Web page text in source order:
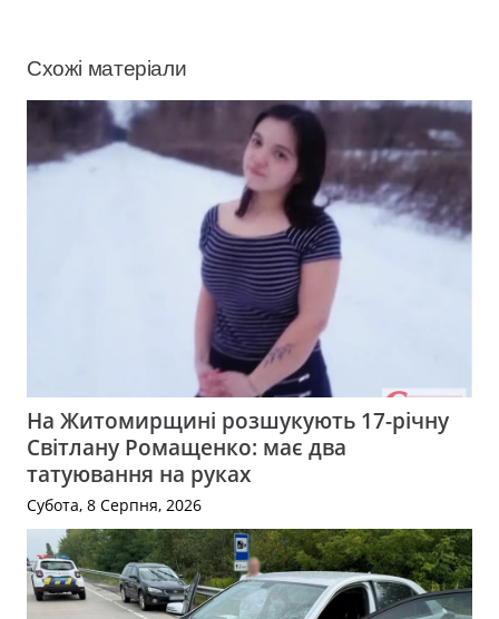
Схожі матеріали
На Житомирщині розшукують 17-річну
Світлану Ромащенко: має два
татуювання на руках
Субота, 8 Серпня, 2026